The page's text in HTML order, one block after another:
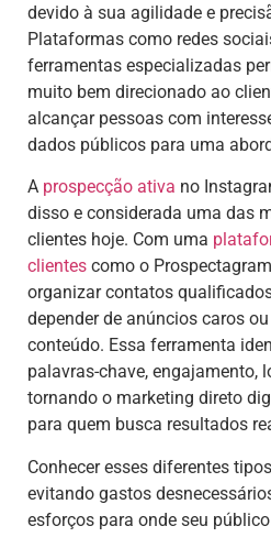
devido à sua agilidade e
Plataformas como redes
ferramentas especializadas
muito bem direcionado ao
alcançar pessoas com
dados públicos para uma
A prospecção ativa no
disso e considerada uma das
clientes hoje. Com uma
clientes como o
organizar contatos
depender de anúncios caros
conteúdo. Essa ferramenta
palavras-chave, engajamento,
tornando o marketing direto
para quem busca resultados
Conhecer esses diferentes
evitando gastos
esforços para onde seu